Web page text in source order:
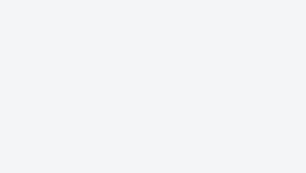
darbu ar šūnu